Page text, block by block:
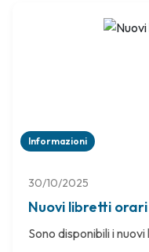
Informazioni
30/10/2025
Nuovi libretti
Sono disponibili i